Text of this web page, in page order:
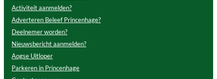
Activiteit aanmelden?
Adverteren Beleef Princenhage?
Deelnemer worden?
Nieuwsbericht aanmelden?
Aogse Uitloper
Parkeren in Princenhage